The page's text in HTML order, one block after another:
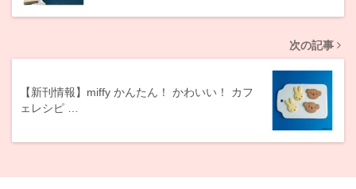
次の記事
【新刊情報】miffy かんたん！ かわいい！ カフ
ェレシピ …